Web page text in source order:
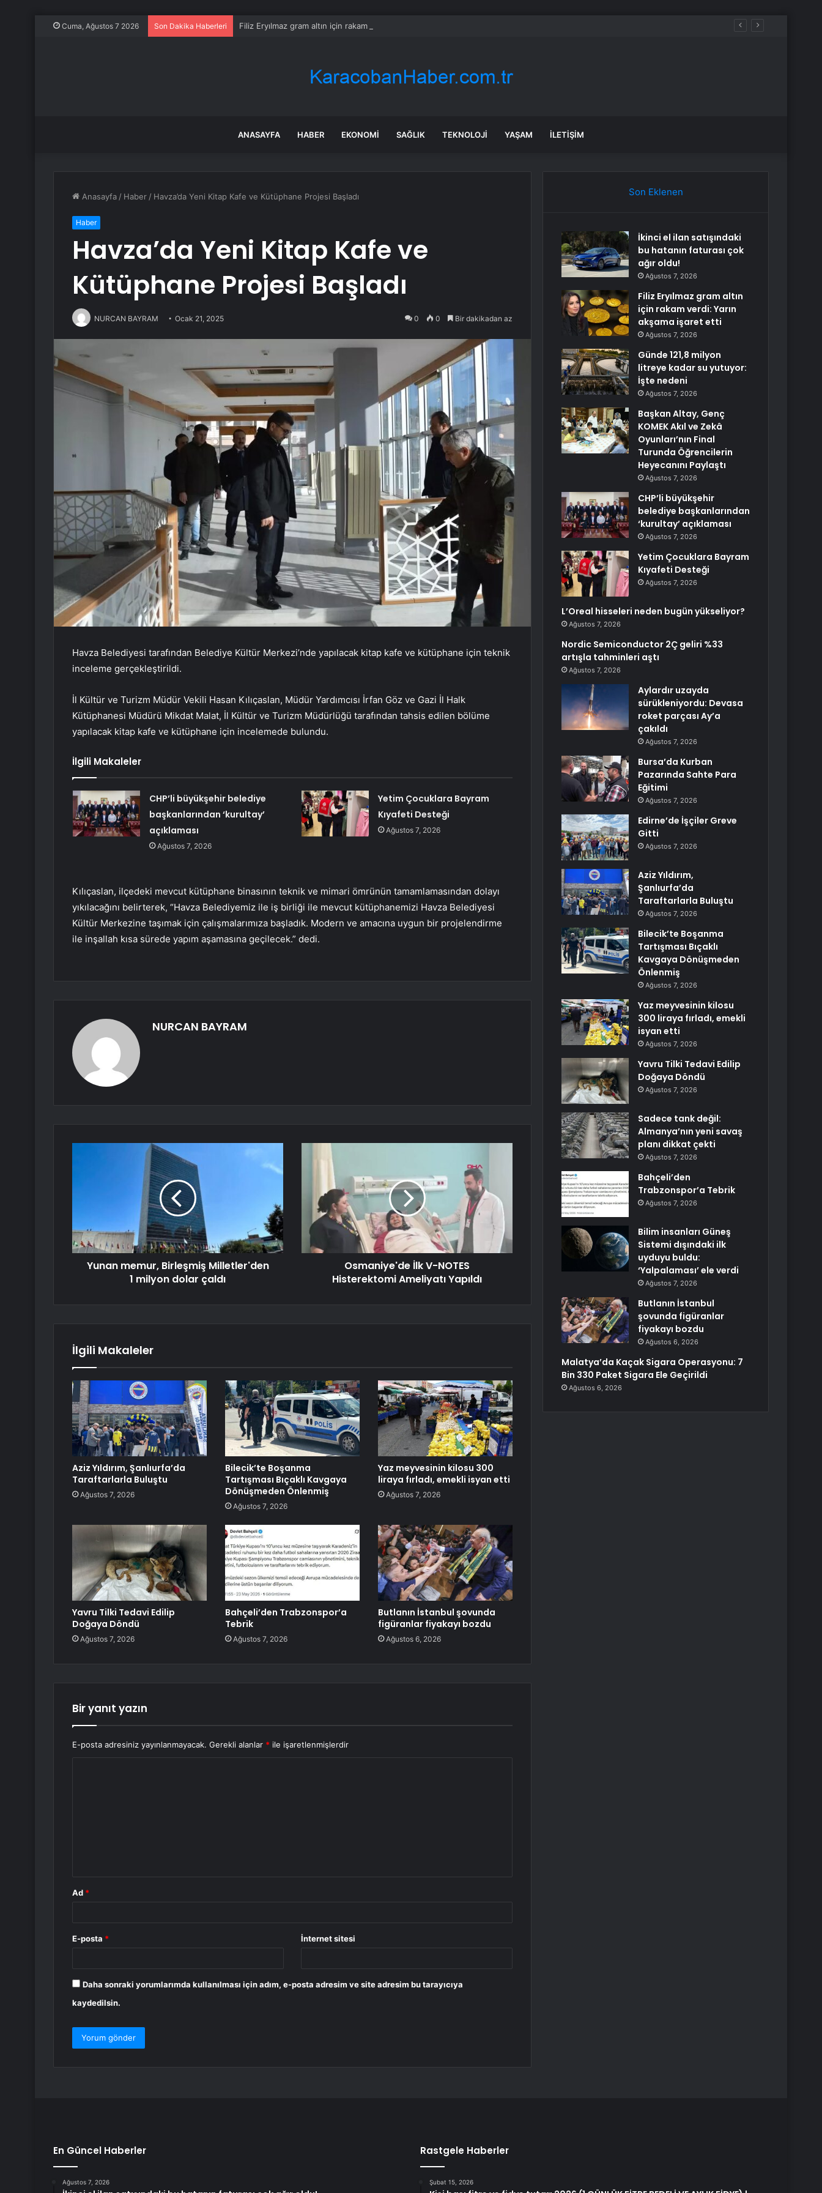
Cuma, Ağustos 7 2026 Son Dakika Haberleri Filiz Eryılmaz gram altın için rakam verdi: Yarın akşama işaret etti
ANASAYFA HABER EKONOMI SAĞLIK TEKNOLOJI YAŞAM İLETIŞIM
Anasayfa / Haber / Havza’da Yeni Kitap Kafe ve Kütüphane Projesi Başladı
Haber
Havza’da Yeni Kitap Kafe ve
Kütüphane Projesi Başladı
NURCAN BAYRAM Ocak 21, 2025 0 0 Bir dakikadan az
Havza Belediyesi tarafından Belediye Kültür Merkezi’nde yapılacak kitap kafe ve kütüphane için teknik
inceleme gerçekleştirildi.
İl Kültür ve Turizm Müdür Vekili Hasan Kılıçaslan, Müdür Yardımcısı İrfan Göz ve Gazi İl Halk
Kütüphanesi Müdürü Mikdat Malat, İl Kültür ve Turizm Müdürlüğü tarafından tahsis edilen bölüme
yapılacak kitap kafe ve kütüphane için incelemede bulundu.
İlgili Makaleler
CHP’li büyükşehir belediye
başkanlarından ‘kurultay’
açıklaması
Ağustos 7, 2026
Yetim Çocuklara Bayram
Kıyafeti Desteği
Ağustos 7, 2026
Kılıçaslan, ilçedeki mevcut kütüphane binasının teknik ve mimari ömrünün tamamlamasından dolayı
yıkılacağını belirterek, “Havza Belediyemiz ile iş birliği ile mevcut kütüphanemizi Havza Belediyesi
Kültür Merkezine taşımak için çalışmalarımıza başladık. Modern ve amacına uygun bir projelendirme
ile inşallah kısa sürede yapım aşamasına geçilecek.” dedi.
NURCAN BAYRAM
Yunan memur, Birleşmiş Milletler'den
1 milyon dolar çaldı
Osmaniye'de İlk V-NOTES
Histerektomi Ameliyatı Yapıldı
İlgili Makaleler
Aziz Yıldırım, Şanlıurfa’da
Taraftarlarla Buluştu
Ağustos 7, 2026
Bilecik’te Boşanma
Tartışması Bıçaklı Kavgaya
Dönüşmeden Önlenmiş
Ağustos 7, 2026
Yaz meyvesinin kilosu 300
liraya fırladı, emekli isyan etti
Ağustos 7, 2026
Yavru Tilki Tedavi Edilip
Doğaya Döndü
Ağustos 7, 2026
Bahçeli’den Trabzonspor’a
Tebrik
Ağustos 7, 2026
Butlanın İstanbul şovunda
figüranlar fiyakayı bozdu
Ağustos 6, 2026
Bir yanıt yazın
E-posta adresiniz yayınlanmayacak. Gerekli alanlar * ile işaretlenmişlerdir
Ad *
E-posta * İnternet sitesi
Daha sonraki yorumlarımda kullanılması için adım, e-posta adresim ve site adresim bu tarayıcıya
kaydedilsin.
Son Eklenen
İkinci el ilan satışındaki
bu hatanın faturası çok
ağır oldu!
Ağustos 7, 2026
Filiz Eryılmaz gram altın
için rakam verdi: Yarın
akşama işaret etti
Ağustos 7, 2026
Günde 121,8 milyon
litreye kadar su yutuyor:
İşte nedeni
Ağustos 7, 2026
Başkan Altay, Genç
KOMEK Akıl ve Zekâ
Oyunları’nın Final
Turunda Öğrencilerin
Heyecanını Paylaştı
Ağustos 7, 2026
CHP’li büyükşehir
belediye başkanlarından
‘kurultay’ açıklaması
Ağustos 7, 2026
Yetim Çocuklara Bayram
Kıyafeti Desteği
Ağustos 7, 2026
L’Oreal hisseleri neden bugün yükseliyor?
Ağustos 7, 2026
Nordic Semiconductor 2Ç geliri %33
artışla tahminleri aştı
Ağustos 7, 2026
Aylardır uzayda
sürükleniyordu: Devasa
roket parçası Ay’a
çakıldı
Ağustos 7, 2026
Bursa’da Kurban
Pazarında Sahte Para
Eğitimi
Ağustos 7, 2026
Edirne’de İşçiler Greve
Gitti
Ağustos 7, 2026
Aziz Yıldırım,
Şanlıurfa’da
Taraftarlarla Buluştu
Ağustos 7, 2026
Bilecik’te Boşanma
Tartışması Bıçaklı
Kavgaya Dönüşmeden
Önlenmiş
Ağustos 7, 2026
Yaz meyvesinin kilosu
300 liraya fırladı, emekli
isyan etti
Ağustos 7, 2026
Yavru Tilki Tedavi Edilip
Doğaya Döndü
Ağustos 7, 2026
Sadece tank değil:
Almanya’nın yeni savaş
planı dikkat çekti
Ağustos 7, 2026
Bahçeli’den
Trabzonspor’a Tebrik
Ağustos 7, 2026
Bilim insanları Güneş
Sistemi dışındaki ilk
uyduyu buldu:
‘Yalpalaması’ ele verdi
Ağustos 7, 2026
Butlanın İstanbul
şovunda figüranlar
fiyakayı bozdu
Ağustos 6, 2026
Malatya’da Kaçak Sigara Operasyonu: 7
Bin 330 Paket Sigara Ele Geçirildi
Ağustos 6, 2026
En Güncel Haberler
Ağustos 7, 2026
Rastgele Haberler
Şubat 15, 2026